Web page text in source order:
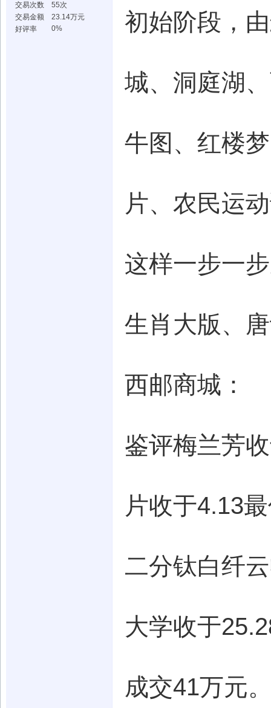
交易次数
55次
交易金额
23.14万元
好评率
0% 初始阶段，
城、洞庭湖
牛图、红楼
片、农民运
这样一步一
生肖大版、
西邮商城：
鉴评梅兰芳
片收于4.13
二分钛白纤
大学收于
成交41万元